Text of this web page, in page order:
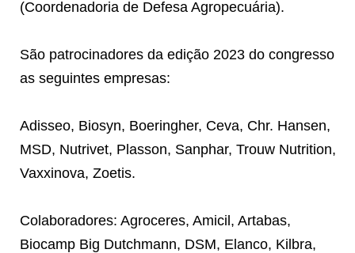
(Coordenadoria de Defesa Agropecuária).
São patrocinadores da edição 2023 do congresso
as seguintes empresas:
Adisseo, Biosyn, Boeringher, Ceva, Chr. Hansen,
MSD, Nutrivet, Plasson, Sanphar, Trouw Nutrition,
Vaxxinova, Zoetis.
Colaboradores: Agroceres, Amicil, Artabas,
Biocamp Big Dutchmann, DSM, Elanco, Kilbra,